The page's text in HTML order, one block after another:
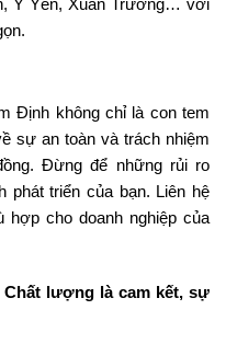
Ý Yên, Xuân Trường… với
Định không chỉ là con tem
sự an toàn và trách nhiệm
Đừng để những rủi ro
phát triển của bạn. Liên hệ
cho doanh nghiệp của
lượng là cam kết, sự